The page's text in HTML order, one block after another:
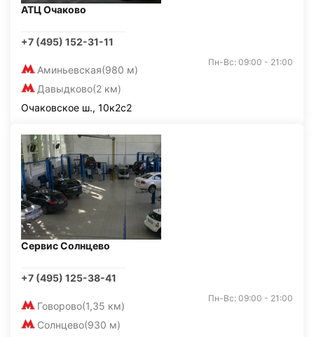
АТЦ Очаково
+7 (495) 152-31-11
Аминьевская(980 м)
Давыдково(2 км)
Пн-Вс: 09:00 - 21:00
Очаковское ш., 10к2с2
Сервис Солнцево
+7 (495) 125-38-41
Говорово(1,35 км)
Солнцево(930 м)
Пн-Вс: 09:00 - 21:00